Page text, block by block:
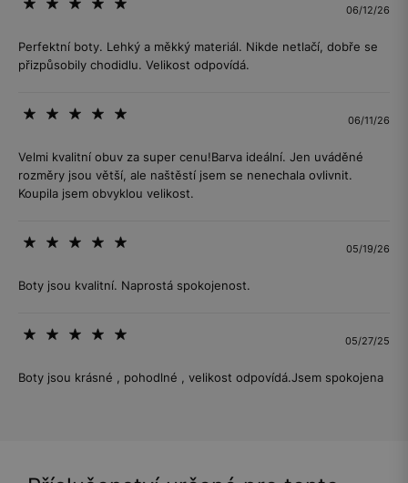
06/12/26
Perfektní boty. Lehký a měkký materiál. Nikde netlačí, dobře se
přizpůsobily chodidlu. Velikost odpovídá.
06/11/26
Velmi kvalitní obuv za super cenu!Barva ideální. Jen uváděné
rozměry jsou větší, ale naštěstí jsem se nenechala ovlivnit.
Koupila jsem obvyklou velikost.
05/19/26
Boty jsou kvalitní. Naprostá spokojenost.
05/27/25
Boty jsou krásné , pohodlné , velikost odpovídá.Jsem spokojena